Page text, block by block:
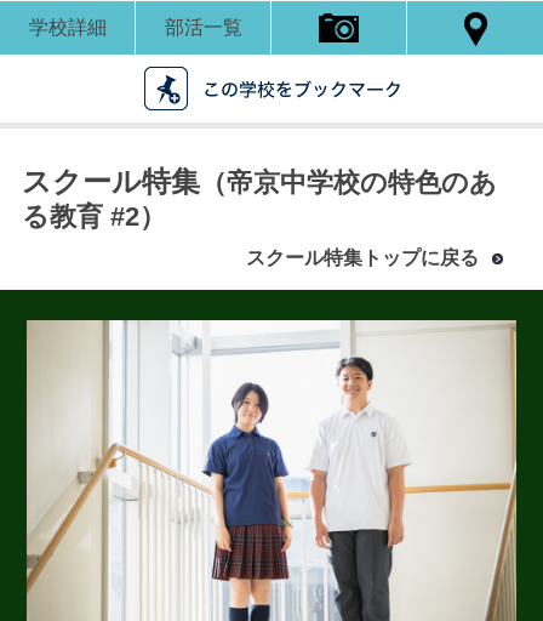
最近見た学校
ブックマークした学校
ブックマークした学校はありません
学校詳細 部活一覧
スクール特集（帝京中学校の特色のあ
る教育 #2）
スクール特集トップに戻る